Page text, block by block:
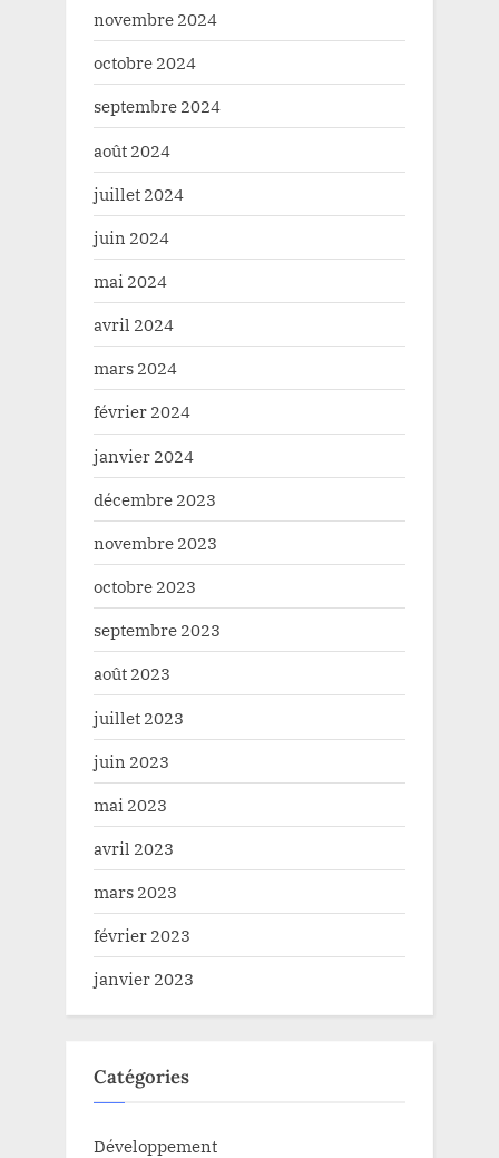
novembre 2024
octobre 2024
septembre 2024
août 2024
juillet 2024
juin 2024
mai 2024
avril 2024
mars 2024
février 2024
janvier 2024
décembre 2023
novembre 2023
octobre 2023
septembre 2023
août 2023
juillet 2023
juin 2023
mai 2023
avril 2023
mars 2023
février 2023
janvier 2023
Catégories
Développement